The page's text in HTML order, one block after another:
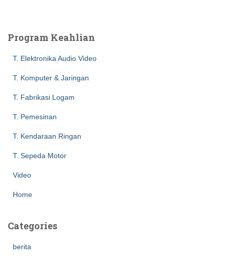
h
Program Keahlian
T. Elektronika Audio Video
T. Komputer & Jaringan
T. Fabrikasi Logam
T. Pemesinan
T. Kendaraan Ringan
T. Sepeda Motor
Video
Home
Categories
berita